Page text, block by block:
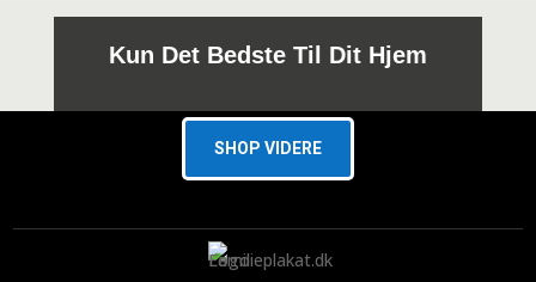
Kun Det Bedste Til Dit Hjem
SHOP VIDERE